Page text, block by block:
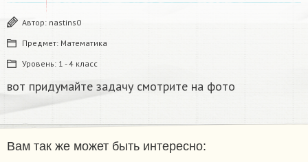
Автор: nastins0
Предмет: Математика
Уровень: 1 - 4 класс
вот придумайте задачу смотрите на фото
Вам так же может быть интересно: